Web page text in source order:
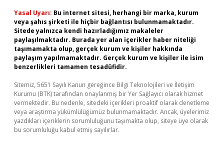
Yasal Uyarı: Bu internet sitesi, herhangi bir marka, kurum
veya şahıs şirketi ile hiçbir bağlantısı bulunmamaktadır.
Sitede yalnızca kendi hazırladığımız makaleler
paylaşılmaktadır. Burada yer alan içerikler haber niteliği
taşımamakta olup, gerçek kurum ve kişiler hakkında
paylaşım yapılmamaktadır. Gerçek kurum ve kişiler ile isim
benzerlikleri tamamen tesadüfidir.
Sitemiz, 5651 Sayılı Kanun gereğince Bilgi Teknolojileri ve İletişim
Kurumu (BTK) tarafından onaylanmış bir Yer Sağlayıcı olarak hizmet
vermektedir. Bu nedenle, sitedeki içerikleri proaktif olarak denetleme
veya araştırma yükümlülüğümüz bulunmamaktadır. Ancak, üyelerimiz
yazdıkları içeriklerin sorumluluğunu taşımakta olup, siteye üye olarak
bu sorumluluğu kabul etmiş sayılırlar.